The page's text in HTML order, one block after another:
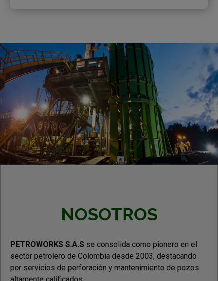
NOSOTROS
PETROWORKS S.A.S se consolida como pionero en el
sector petrolero de Colombia desde 2003, destacando
por servicios de perforación y mantenimiento de pozos